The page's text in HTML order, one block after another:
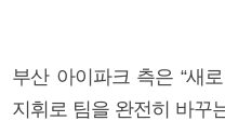
부산 아이파크 측은 “새
지휘로 팀을 완전히 바꾸